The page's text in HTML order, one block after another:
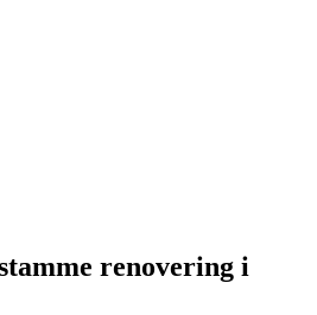
renovering i